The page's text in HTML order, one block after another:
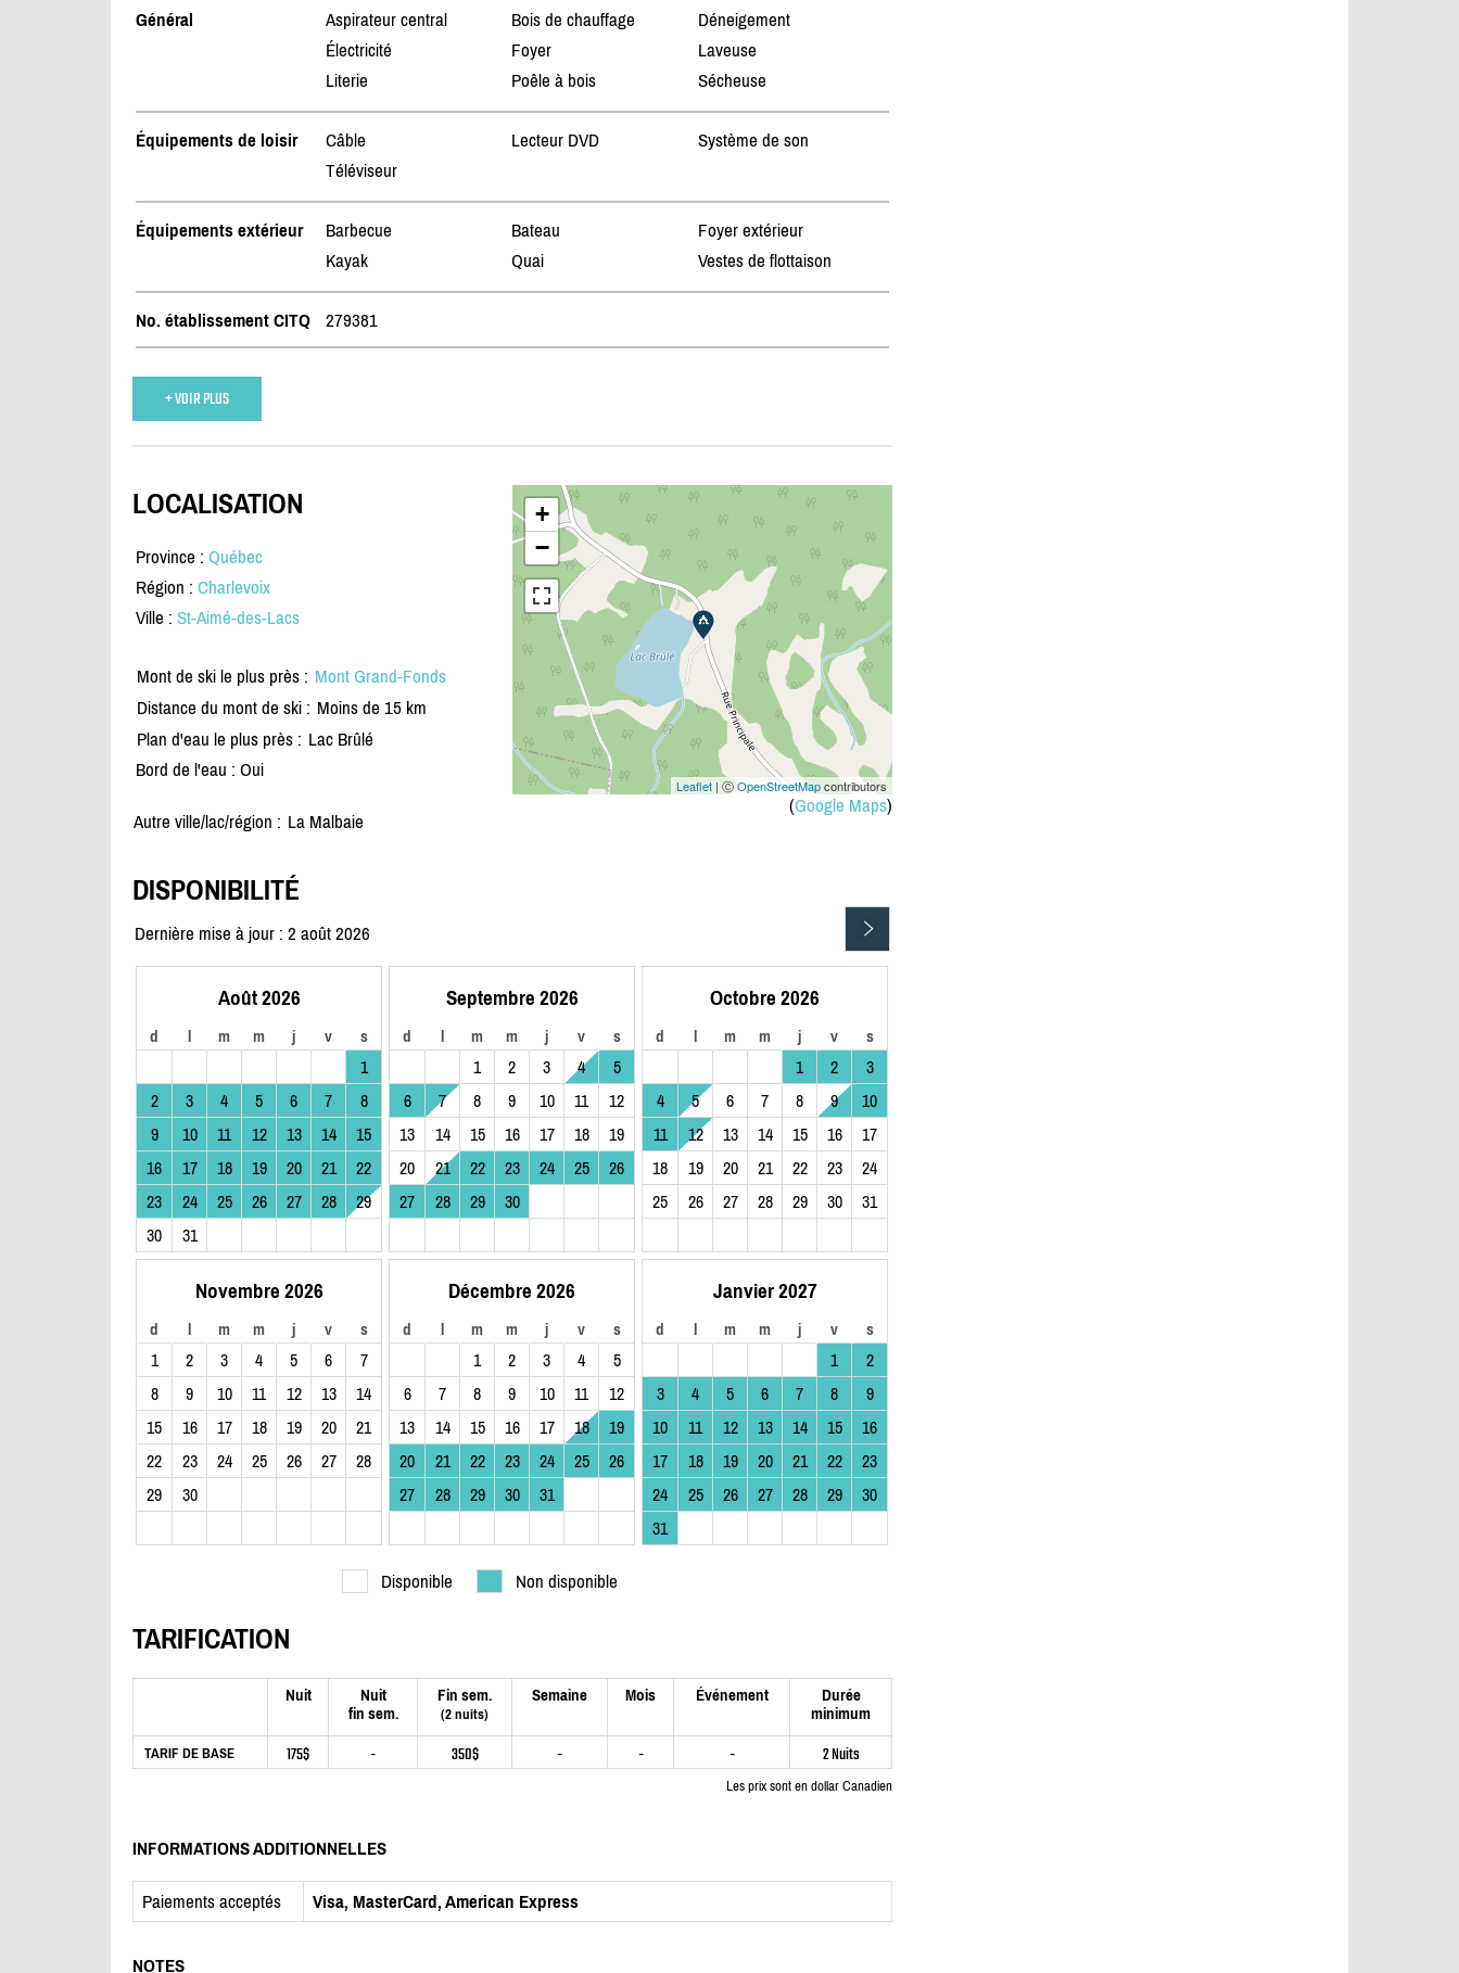
Général Aspirateur central Bois de chauffage
Déneigement
Électricité
Foyer
Laveuse
Literie
Poêle à bois Sécheuse
Équipements de loisir Câble Lecteur DVD
Système de son
Téléviseur
Équipements extérieur Barbecue Bateau
Foyer extérieur
Kayak
Quai Vestes de flottaison
No. établissement CITQ 279381
+ VOIR PLUS
+
−
Leaflet | ⒸOpenStreetMapcontributors
(Google Maps)
LOCALISATION
Province : Québec
Région : Charlevoix
Ville : St-Aimé-des-Lacs
Mont de ski le plus près : Mont Grand-Fonds
Distance du mont de ski : Moins de 15 km
Plan d'eau le plus près : Lac Brûlé
Bord de l'eau : Oui
Autre ville/lac/région : La Malbaie
DISPONIBILITÉ
Dernière mise à jour : 2 août 2026
Août 2026
d l m m j v s
1
2
3 4 5 6 7
8
9
10 11 12 13 14
15
16
17 18 19 20 21
22
23
24 25 26 27 28
29
30
31
Septembre 2026
d l m m j v s
1 2 3 4
5
6
7 8 9 10 11
12
13
14 15 16 17 18
19
20
21 22 23 24 25
26
27
28 29 30
Octobre 2026
d l m m j v s
1 2
3
4
5 6 7 8 9
10
11
12 13 14 15 16
17
18
19 20 21 22 23
24
25
26 27 28 29 30 31
Novembre 2026
d l m m j v s
1 2 3 4 5 6
7
8
9 10 11 12 13
14
15
16 17 18 19 20
21
22
23 24 25 26 27
28
29
30
Décembre 2026
d l m m j v s
1 2 3 4
5
6
7 8 9 10 11
12
13
14 15 16 17 18
19
20
21 22 23 24 25
26
27
28 29 30 31
Janvier 2027
d l m m j v s
1
2
3
4 5 6 7 8
9
10
11 12 13 14 15
16
17
18 19 20 21 22
23
24
25 26 27 28 29
30
31
Disponible Non disponible
TARIFICATION
Nuit
Nuit
fin sem.
Fin sem.
(2 nuits)
Semaine Mois Événement
Durée
minimum
TARIF DE BASE 175$ - 350$ - - - 2 Nuits
Les prix sont en dollar Canadien
INFORMATIONS ADDITIONNELLES
Paiements acceptés Visa, MasterCard, American Express
NOTES